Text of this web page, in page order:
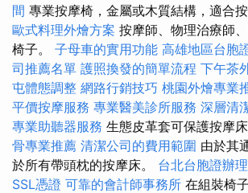
間 專業按摩椅，金屬或木質結構，適合按
歐式料理外燴方案 按摩師、物理治療師
椅子。 子母車的實用功能 高雄地區台胞
司推薦名單 護照換發的簡單流程 下午茶
屯體態調整 網路行銷技巧 桃園外燴專業
平價按摩服務 專業醫美診所服務 深層清
專業助聽器服務 生態皮革套可保護按摩
骨專業推薦 清潔公司的費用範圍 由於其
於所有帶頭枕的按摩床。 台北台胞證辦
SSL憑證 可靠的會計師事務所 在組裝椅